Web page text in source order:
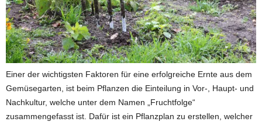
Einer der wichtigsten Faktoren für eine erfolgreiche Ernte aus dem
Gemüsegarten, ist beim Pflanzen die Einteilung in Vor-, Haupt- und
Nachkultur, welche unter dem Namen „Fruchtfolge“
zusammengefasst ist. Dafür ist ein Pflanzplan zu erstellen, welcher